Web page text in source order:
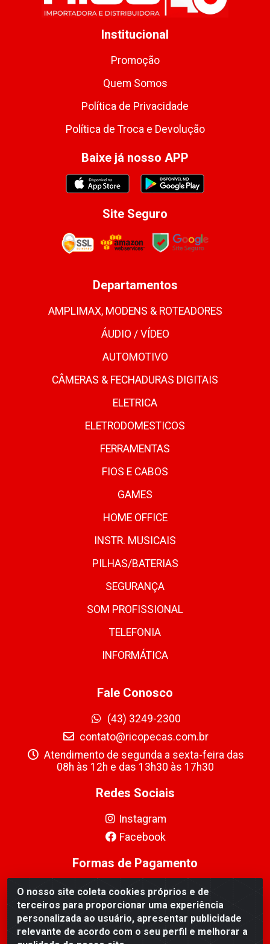
O nosso site coleta cookies próprios e de
terceiros para proporcionar uma experiência
personalizada ao usuário, apresentar publicidade
relevante de acordo com o seu perfil e melhorar a
Institucional
Promoção
Quem Somos
Política de Privacidade
Política de Troca e Devolução
Baixe já nosso APP
Site Seguro
Departamentos
AMPLIMAX, MODENS & ROTEADORES
ÁUDIO / VÍDEO
AUTOMOTIVO
CÂMERAS & FECHADURAS DIGITAIS
ELETRICA
ELETRODOMESTICOS
FERRAMENTAS
FIOS E CABOS
GAMES
HOME OFFICE
INSTR. MUSICAIS
PILHAS/BATERIAS
SEGURANÇA
SOM PROFISSIONAL
TELEFONIA
INFORMÁTICA
Fale Conosco
(43) 3249-2300
contato@ricopecas.com.br
Atendimento de segunda a sexta-feira das
08h às 12h e das 13h30 às 17h30
Redes Sociais
Instagram
Facebook
Formas de Pagamento
Ricopeças Comércio de componentes Eletrônicos Ltda -